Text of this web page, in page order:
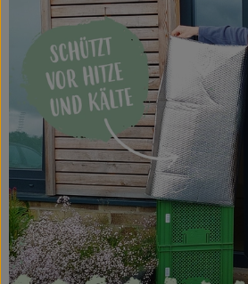
Neu & Aktionen
Themenwelten
Obst & Gemüse
Frischetheke
Vorratskammer
Naturdrogerie
Getränke